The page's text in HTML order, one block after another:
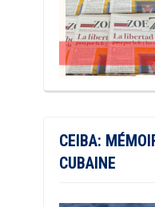
CEIBA:
CUBAINE